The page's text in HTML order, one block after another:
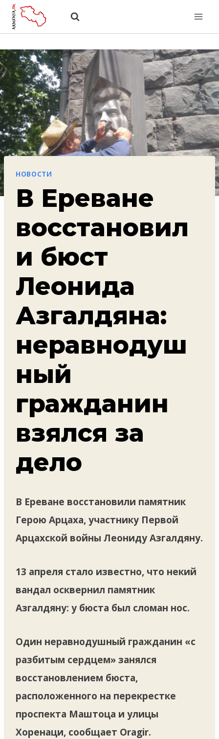
Перейти
НОВОСТИ
В Ереване
восстановил
и бюст
Леонида
Азгалдяна:
неравнодуш
ный
гражданин
взялся за
дело
В Ереване восстановили памятник
Герою Арцаха, участнику Первой
Арцахской войны Леониду Азгалдяну.
13 апреля стало известно, что некий
вандал осквернил памятник
Азгалдяну: у бюста был сломан нос.
Один неравнодушный гражданин «с
разбитым сердцем» занялся
восстановлением бюста,
расположенного на перекрестке
проспекта Маштоца и улицы
Хоренаци, сообщает Oragir.